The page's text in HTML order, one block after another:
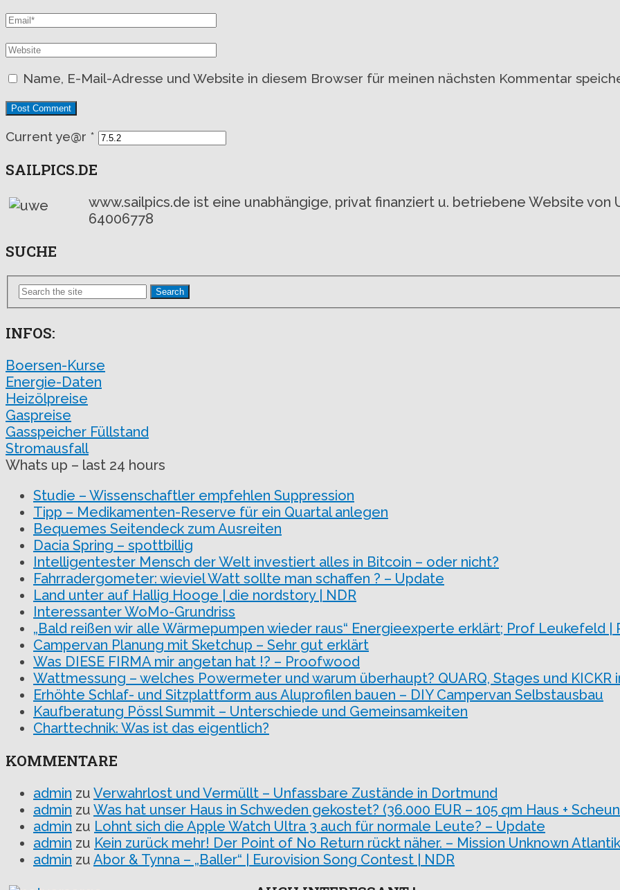
Name, E-Mail-Adresse und Website in diesem Browser für meinen nächsten Kommentar
Current ye@r *
SAILPICS.DE
www.sailpics.de ist eine unabhängige, privat finanziert u. betriebene Website
64006778
SUCHE
Search
INFOS:
Boersen-Kurse
Energie-Daten
Heizölpreise
Gaspreise
Gasspeicher Füllstand
Stromausfall
Whats up – last 24 hours
Studie – Wissenschaftler empfehlen Suppression
Tipp – Medikamenten-Reserve für ein Quartal anlegen
Bequemes Seitendeck zum Ausreiten
Dacia Spring – spottbillig
Intelligentester Mensch der Welt investiert alles in Bitcoin – oder nicht?
Fahrradergometer: wieviel Watt sollte man schaffen ? – Update
Land unter auf Hallig Hooge | die nordstory | NDR
Interessanter WoMo-Grundriss
„Bald reißen wir alle Wärmepumpen wieder raus“ Energieexperte erklärt; Prof Leukefeld |
Campervan Planung mit Sketchup – Sehr gut erklärt
Was DIESE FIRMA mir angetan hat !? – Proofwood
Wattmessung – welches Powermeter und warum überhaupt? QUARQ, Stages und KICKR
Erhöhte Schlaf- und Sitzplattform aus Aluprofilen bauen – DIY Campervan Selbstausbau
Kaufberatung Pössl Summit – Unterschiede und Gemeinsamkeiten
Charttechnik: Was ist das eigentlich?
KOMMENTARE
admin zu Verwahrlost und Vermüllt – Unfassbare Zustände in Dortmund
admin zu Was hat unser Haus in Schweden gekostet? (36.000 EUR – 105 qm Haus +
admin zu Lohnt sich die Apple Watch Ultra 3 auch für normale Leute? – Update
admin zu Kein zurück mehr! Der Point of No Return rückt näher. – Mission Unknown
admin zu Abor & Tynna – „Baller“ | Eurovision Song Contest | NDR